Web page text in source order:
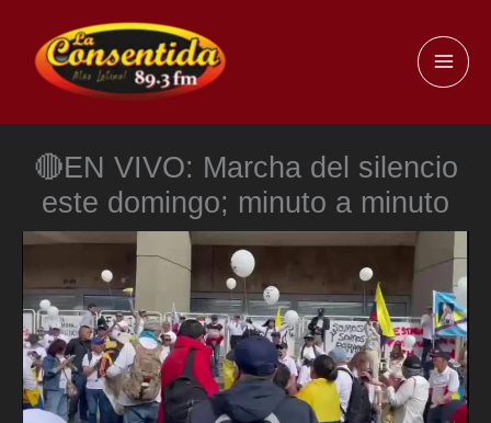
contenido
🔴EN VIVO: Marcha del silencio
este domingo; minuto a minuto